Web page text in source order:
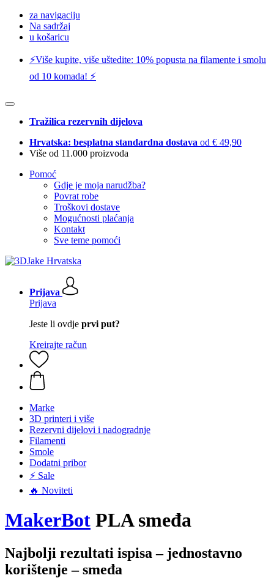
za navigaciju
Na sadržaj
u košaricu
⚡️Više kupite, više uštedite: 10% popusta na filamente i smolu
od 10 komada! ⚡️
Tražilica rezervnih dijelova
Hrvatska: besplatna standardna dostava od € 49,90
Više od 11.000 proizvoda
Pomoć
Gdje je moja narudžba?
Povrat robe
Troškovi dostave
Mogućnosti plaćanja
Kontakt
Sve teme pomoći
Prijava
Prijava
Jeste li ovdje prvi put?
Kreirajte račun
Marke
3D printeri i više
Rezervni dijelovi i nadogradnje
Filamenti
Smole
Dodatni pribor
⚡ Sale
🔥 Noviteti
MakerBot PLA smeđa
Najbolji rezultati ispisa – jednostavno
korištenje – smeđa